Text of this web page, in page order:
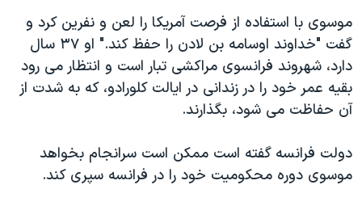
اقتصادی
علم و فناوری
اسرائیل در جنگ
گالری عکس
حمله جمهوری اسلامی به اسرائیل
رمز مهسا
ورزش زنان در ایران
اعتراضات زن، زندگی، آزادی
تریبونال مردمی آبان ۹۸
زبانهای مختلف
موسوی با استفاده از فرصت آمریکا را لعن و نفرین کرد و
گفت "خداوند اوسامه بن لادن را حفظ کند." او ۳۷ سال
دارد، شهروند فرانسوی مراکشی تبار است و انتظار می رود
بقیه عمر خود را در زندانی در ایالت کلورادو، که به شدت از
آن حفاظت می شود، بگذارند.
دولت فرانسه گفته است ممکن است سرانجام بخواهد
موسوی دوره محکومیت خود را در فرانسه سپری کند.